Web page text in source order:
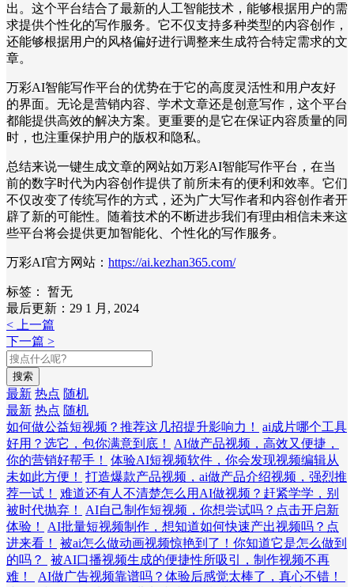
出。这个平台结合了最新的人工智能技术，能够根据用户的需
求提供个性化的写作服务。它不仅支持多种类型的内容创作，
还能够根据用户的风格偏好进行调整来生成符合特定需求的文
章。
万彩AI智能写作平台的优势在于它的高度灵活性和用户友好
的界面。无论是营销内容、学术文章还是创意写作，这个平台
都能提供高效的解决方案。更重要的是它在保证内容质量的同
时，也注重保护用户的版权和隐私。
总结来说一键生成文章的网站如万彩AI智能写作平台，在当
前的数字时代为内容创作提供了前所未有的便利和效率。它们
不仅改变了传统写作的方式，还为广大写作者和内容创作者开
辟了新的可能性。随着技术的不断进步我们有理由相信未来这
些平台将会提供更加智能化、个性化的写作服务。
万彩AI官方网站： https://ai.kezhan365.com/
标签：
暂无
最后更新：29 1 月, 2024
< 上一篇
下一篇 >
搜索
最新 热点 随机
最新 热点 随机
如何做公益短视频？推荐这几招提升影响力！
ai成片哪个工具
好用？选它，包你满意到底！
AI做产品视频，高效又便捷，
你的营销好帮手！
体验AI短视频软件，你会发现视频编辑从
未如此方便！
打造爆款产品视频，ai做产品介绍视频，强烈推
荐一试！
难道还有人不清楚怎么用AI做视频？赶紧学学，别
被时代抛弃！
AI自己制作短视频，你想尝试吗？点击开启新
体验！
AI批量短视频制作，想知道如何快速产出视频吗？点
进来看！
被ai怎么做动画视频惊艳到了！你知道它是怎么做到
的吗？
被AI口播视频生成的便捷性所吸引，制作视频不再
难！
AI做广告视频靠谱吗？体验后感觉太棒了，真心不错！